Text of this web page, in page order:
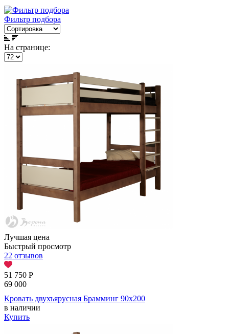
Фильтр подбора
На странице:
Лучшая цена
Быстрый просмотр
22 отзывов
51 750 Р
69 000
Кровать двухъярусная Брамминг 90х200
в наличии
Купить